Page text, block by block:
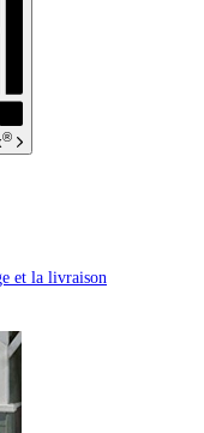
®
et la livraison